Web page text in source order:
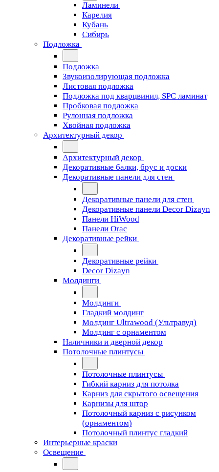
Ламинели
Карелия
Кубань
Сибирь
Подложка
Подложка
Звукоизолирующая подложка
Листовая подложка
Подложка под кварцвинил, SPC ламинат
Пробковая подложка
Рулонная подложка
Хвойная подложка
Архитектурный декор
Архитектурный декор
Декоративные балки, брус и доски
Декоративные панели для стен
Декоративные панели для стен
Декоративные панели Decor Dizayn
Панели HiWood
Панели Orac
Декоративные рейки
Декоративные рейки
Decor Dizayn
Молдинги
Молдинги
Гладкий молдинг
Молдинг Ultrawood (Ультравуд)
Молдинг с орнаментом
Наличники и дверной декор
Потолочные плинтусы
Потолочные плинтусы
Гибкий карниз для потолка
Карниз для скрытого освещения
Карнизы для штор
Потолочный карниз с рисунком
(орнаментом)
Потолочный плинтус гладкий
Интерьерные краски
Освещение